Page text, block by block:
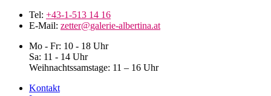
Tel: +43-1-513 14 16
E-Mail: zetter@galerie-albertina.at
Mo - Fr: 10 - 18 Uhr
Sa: 11 - 14 Uhr
Weihnachtssamstage: 11 – 16 Uhr
Kontakt